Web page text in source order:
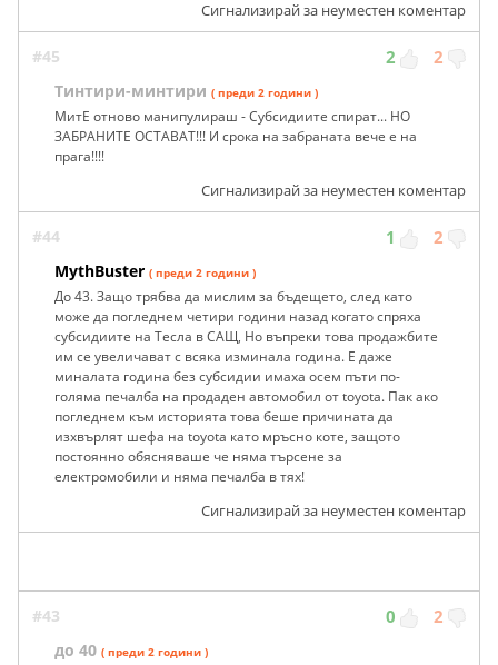
Сигнализирай за неуместен коментар
#45 2 2
Тинтири-минтири ( преди 2 години )
МитЕ отново манипулираш - Субсидиите спират... НО
ЗАБРАНИТЕ ОСТАВАТ!!! И срока на забраната вече е на
прага!!!!
Сигнализирай за неуместен коментар
#44 1 2
MythBuster ( преди 2 години )
До 43. Защо трябва да мислим за бъдещето, след като
може да погледнем четири години назад когато спряха
субсидиите на Тесла в САЩ, Но въпреки това продажбите
им се увеличават с всяка изминала година. Е даже
миналата година без субсидии имаха осем пъти по-
голяма печалба на продаден автомобил от toyota. Пак ако
погледнем към историята това беше причината да
изхвърлят шефа на toyota като мръсно коте, защото
постоянно обясняваше че няма търсене за
електромобили и няма печалба в тях!
Сигнализирай за неуместен коментар
#43 0 2
до 40 ( преди 2 години )